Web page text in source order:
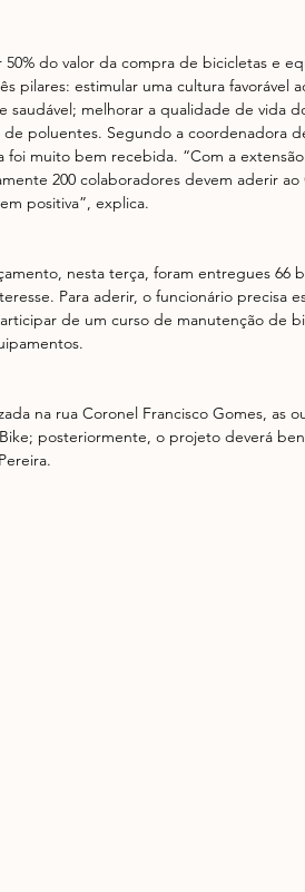
do valor da compra de bicicletas e
pilares: estimular uma cultura favorável
saudável; melhorar a qualidade de vida
de poluentes. Segundo a coordenadora
foi muito bem recebida. “Com a
200 colaboradores devem aderir
positiva”, explica.
nesta terça, foram entregues 66
Para aderir, o funcionário precisa
de um curso de manutenção de
na rua Coronel Francisco Gomes, as
posteriormente, o projeto deverá